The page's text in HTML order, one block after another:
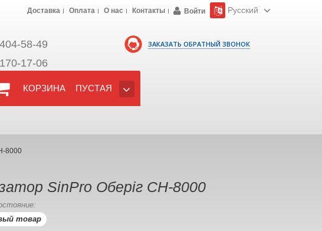
ЗАКАЗАТЬ ОБРАТНЫЙ ЗВОНОК
404-58-49
170-17-06
Доставка Оплата О нас Контакты Войти Русский
КОРЗИНА ПУСТАЯ
8000
SinPro Оберіг СН-8000
товар